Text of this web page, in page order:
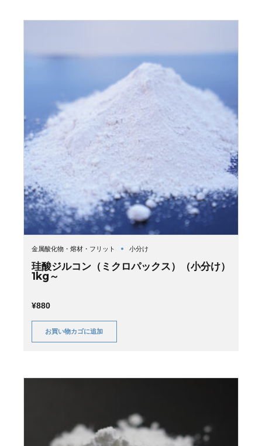
金属酸化物・熔材・フリット 小分け
珪酸ジルコン（ミクロパックス）（小分け）
1kg～
¥880
お買い物カゴに追加